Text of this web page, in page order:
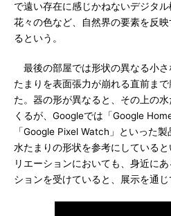
で遠い存在に感じかねないデジタ
花々の色など、自然界の要素を反
るという。
最後の部屋では形状の異なる小
たまりを表面張力が崩れる直前ま
た。器の形が異なると、その上の
くるが、Googleでは「Google
「Google Pixel Watch」といった
水たまりの形状を参考にしている
リエーションにおいても、身近に
ションを受けていると、展示を通じ